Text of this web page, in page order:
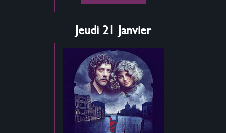
Jeudi 21 Janvier